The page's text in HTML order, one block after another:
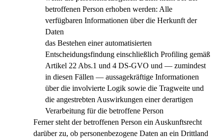
betroffenen Person erhoben werden: Alle
verfügbaren Informationen über die Herkunft der
Daten
das Bestehen einer automatisierten
Entscheidungsfindung einschließlich Profiling gemäß
Artikel 22 Abs.1 und 4 DS-GVO und — zumindest
in diesen Fällen — aussagekräftige Informationen
über die involvierte Logik sowie die Tragweite und
die angestrebten Auswirkungen einer derartigen
Verarbeitung für die betroffene Person
Ferner steht der betroffenen Person ein Auskunftsrecht
darüber zu, ob personenbezogene Daten an ein Drittland